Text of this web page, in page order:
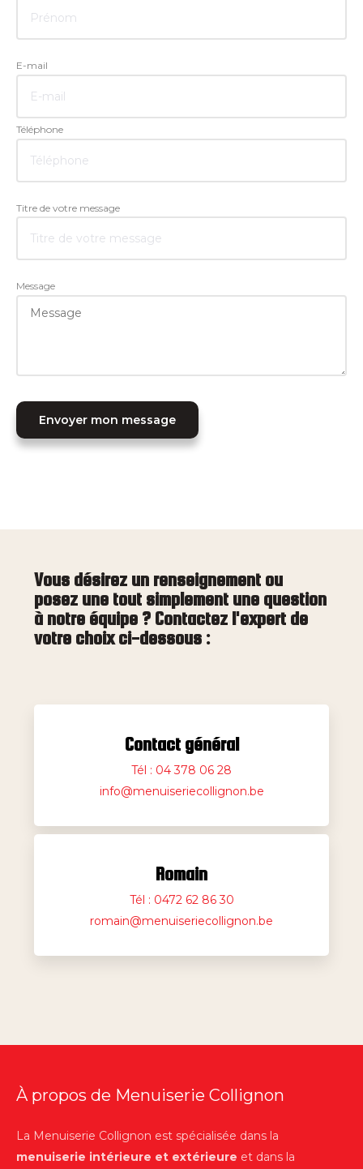
E-mail
Téléphone
Titre de votre message
Message
Envoyer mon message
Vous désirez un renseignement ou
posez une tout simplement une question
à notre équipe ? Contactez l'expert de
votre choix ci-dessous :
Contact général
Tél : 04 378 06 28
info@menuiseriecollignon.be
Romain
Tél : 0472 62 86 30
romain@menuiseriecollignon.be
À propos de Menuiserie Collignon
La Menuiserie Collignon est spécialisée dans la
menuiserie intérieure et extérieure et dans la